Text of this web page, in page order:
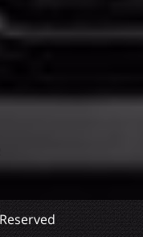
AutoTire-All Rights Reserved